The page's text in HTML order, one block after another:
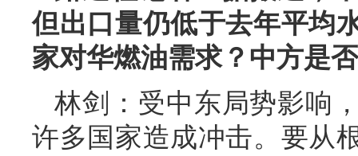
但出口量仍低于去年平均
家对华燃油需求？中方是
林剑：受中东局势影响
许多国家造成冲击。要从